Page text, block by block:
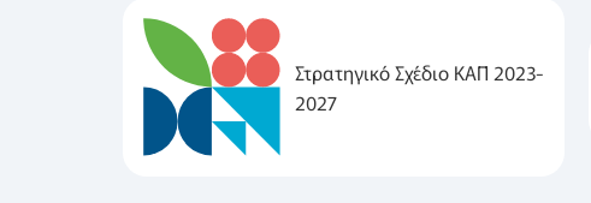
Στρατηγικό Σχέδιο ΚΑΠ 2023-
2027